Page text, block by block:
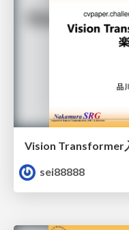
Vision Transformer
sei88888